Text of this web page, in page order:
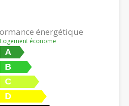
énergétique
Logement économe
A
B
C
D